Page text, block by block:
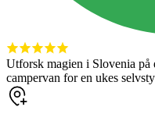
Utforsk magien i Slovenia på
campervan for en ukes